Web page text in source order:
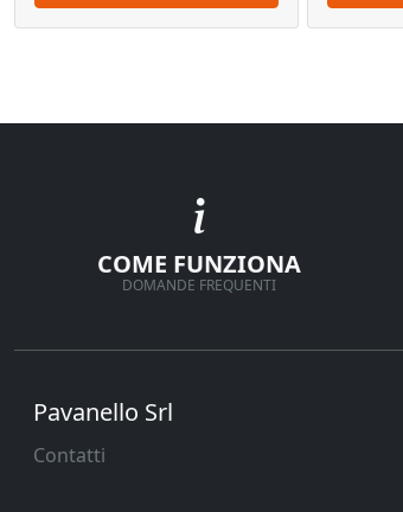
COME FUNZIONA
DOMANDE FREQUENTI
Pavanello Srl
Contatti